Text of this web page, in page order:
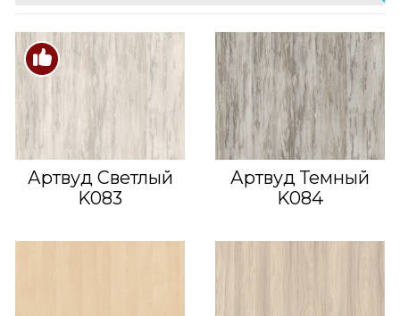
Артвуд Светлый
K083
Артвуд Темный
K084